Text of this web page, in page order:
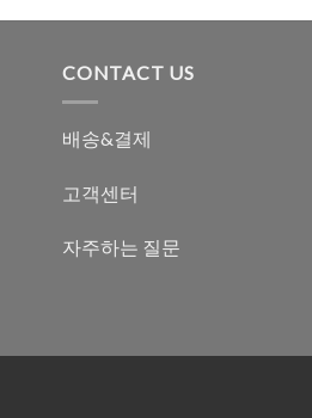
CONTACT US
배송&결제
고객센터
자주하는 질문